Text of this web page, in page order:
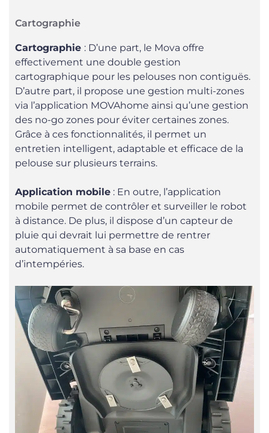
Cartographie
Cartographie : D’une part, le Mova offre
effectivement une double gestion
cartographique pour les pelouses non contiguës.
D’autre part, il propose une gestion multi-zones
via l’application MOVAhome ainsi qu’une gestion
des no-go zones pour éviter certaines zones.
Grâce à ces fonctionnalités, il permet un
entretien intelligent, adaptable et efficace de la
pelouse sur plusieurs terrains.
Application mobile : En outre, l’application
mobile permet de contrôler et surveiller le robot
à distance. De plus, il dispose d’un capteur de
pluie qui devrait lui permettre de rentrer
automatiquement à sa base en cas
d’intempéries.